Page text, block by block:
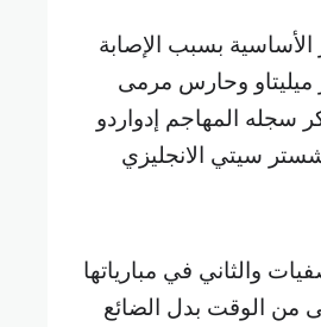
بسبب الإصابة
ميليتاو وحارس مرمى
سجله المهاجم إدواردو
سيتي الانجليزي
والثاني في مبارياتها
الاولى من الوقت بدل الضائع